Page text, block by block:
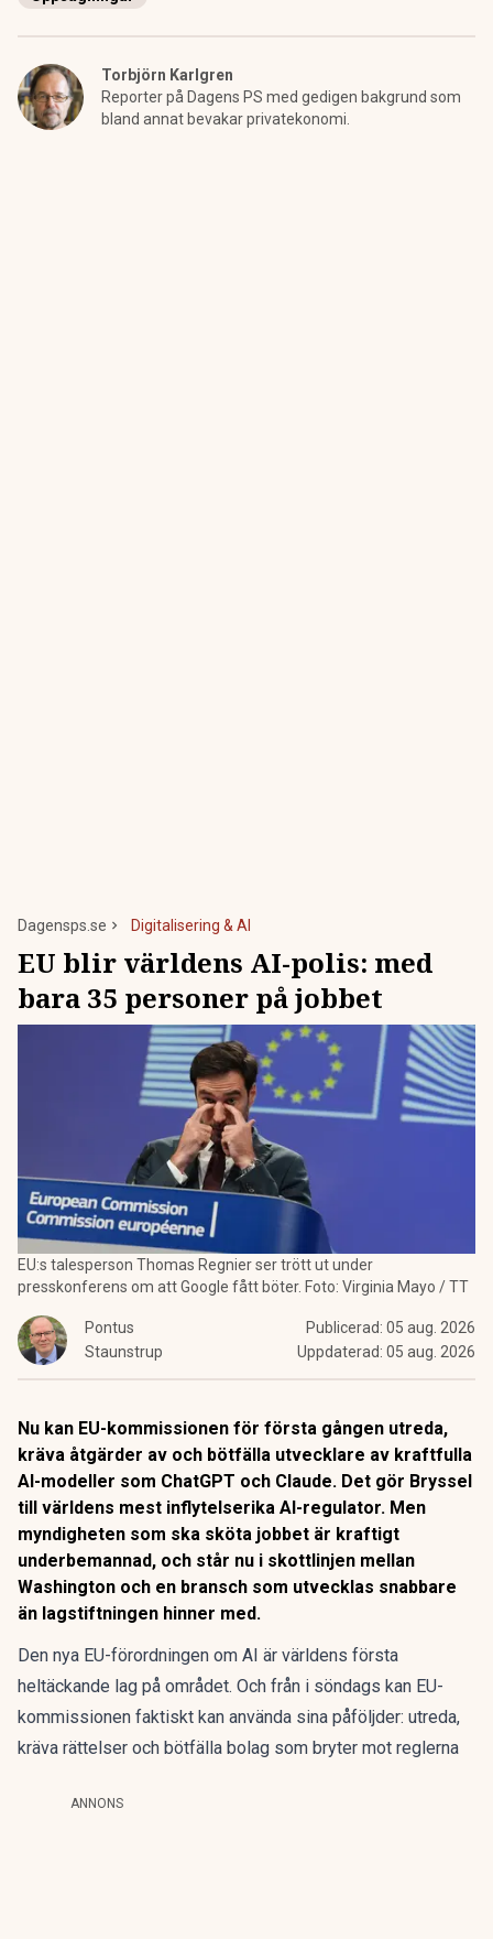
Torbjörn Karlgren
Reporter på Dagens PS med gedigen bakgrund som
bland annat bevakar privatekonomi.
Dagensps.se Digitalisering & AI
EU blir världens AI-polis: med
bara 35 personer på jobbet
EU:s talesperson Thomas Regnier ser trött ut under
presskonferens om att Google fått böter. Foto: Virginia Mayo / TT
Pontus
Staunstrup
Publicerad: 05 aug. 2026
Uppdaterad: 05 aug. 2026
Nu kan EU-kommissionen för första gången utreda,
kräva åtgärder av och bötfälla utvecklare av kraftfulla
AI-modeller som ChatGPT och Claude. Det gör Bryssel
till världens mest inflytelserika AI-regulator. Men
myndigheten som ska sköta jobbet är kraftigt
underbemannad, och står nu i skottlinjen mellan
Washington och en bransch som utvecklas snabbare
än lagstiftningen hinner med.
Den nya EU-förordningen om AI är världens första
heltäckande lag på området. Och från i söndags kan EU-
kommissionen faktiskt kan använda sina påföljder: utreda,
kräva rättelser och bötfälla bolag som bryter mot reglerna
ANNONS